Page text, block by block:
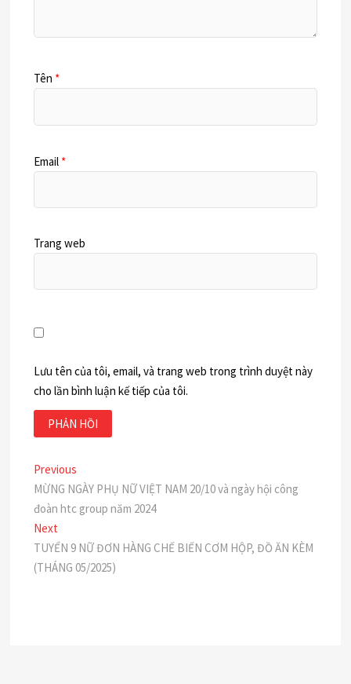
Tên *
Email *
Trang web
Lưu tên của tôi, email, và trang web trong trình duyệt này
cho lần bình luận kế tiếp của tôi.
Điều
hướng
bài
viết
Previous
post:
MỪNG NGÀY PHỤ NỮ VIỆT NAM 20/10 và ngày hội công
đoàn htc group năm 2024
Next
post:
TUYỂN 9 NỮ ĐƠN HÀNG CHẾ BIẾN CƠM HỘP, ĐỒ ĂN KÈM
(THÁNG 05/2025)